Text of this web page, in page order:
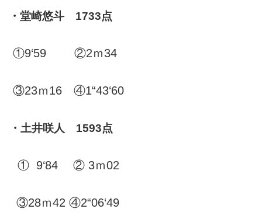
・堂崎悠斗 1733点
①9‘59 ②2ｍ34
③23ｍ16 ④1“43‘60
・土井咲人 1593点
① 9‘84 ② 3ｍ02
③28ｍ42 ④2“06‘49